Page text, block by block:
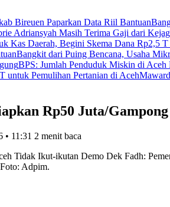
Bireuen Paparkan Data Riil Bantuan
Adriansyah Masih Terima Gaji dari
Kas Daerah, Begini Skema Dana Rp2,5
Bangkit dari Puing Bencana, Usaha
BPS: Jumlah Penduduk Miskin di
untuk Pemulihan Pertanian di Aceh
Rp50 Juta/
• 11:31 2 menit baca
Adpim.